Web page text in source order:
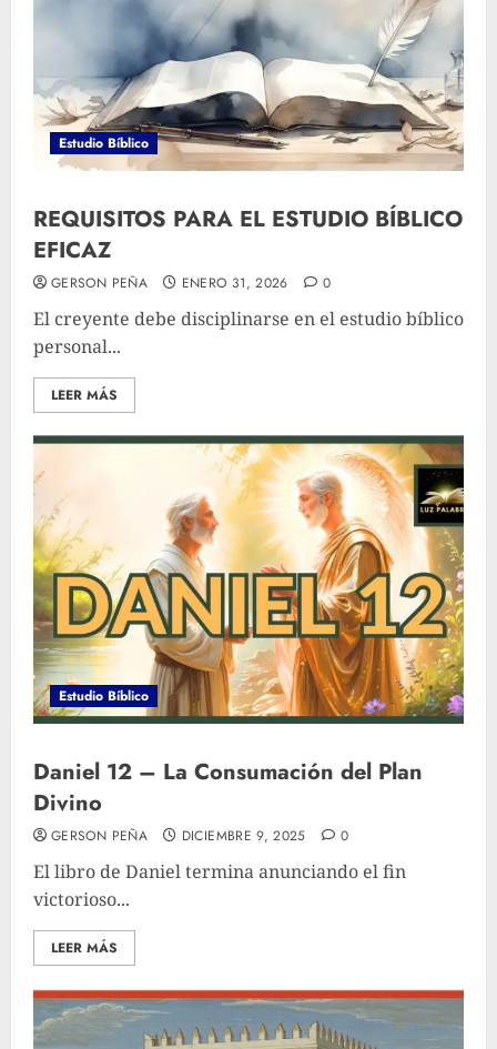
Estudio Bíblico
REQUISITOS PARA EL ESTUDIO BÍBLICO
EFICAZ
GERSON PEÑA ENERO 31, 2026 0
El creyente debe disciplinarse en el estudio bíblico
personal...
LEER MÁS
Estudio Bíblico
Daniel 12 – La Consumación del Plan
Divino
GERSON PEÑA DICIEMBRE 9, 2025 0
El libro de Daniel termina anunciando el fin
victorioso...
LEER MÁS